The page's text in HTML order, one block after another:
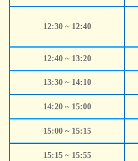
12:30 ~ 12:40
12:40 ~ 13:20
13:30 ~ 14:10
14:20 ~ 15:00
15:00 ~ 15:15
15:15 ~ 15:55